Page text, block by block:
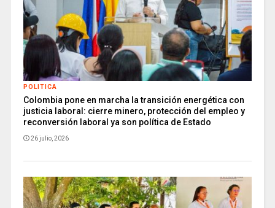
POLITICA
Colombia pone en marcha la transición energética con
justicia laboral: cierre minero, protección del empleo y
reconversión laboral ya son política de Estado
26 julio, 2026